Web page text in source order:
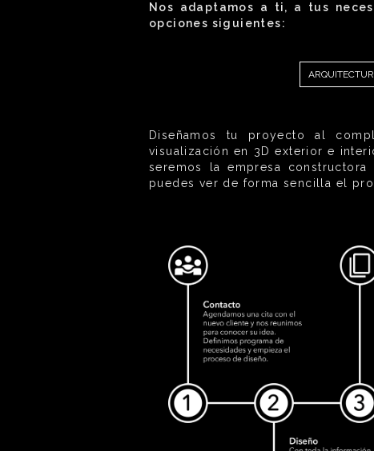
Nos adaptamos a ti, a tus
opciones siguientes:
Diseñamos tu proyecto al
visualización en 3D exterior e
seremos la empresa
puedes ver de forma sencilla el